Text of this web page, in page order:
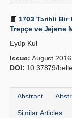
1703 Tarihli Bir
Trepçe ve Jejene
Eyüp Kul
Issue: August
DOI: 10.37879/
Abstract
Similar Articles